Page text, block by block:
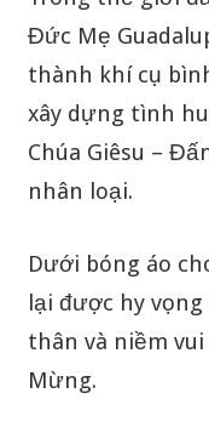
Đức Mẹ
thành khí cụ
xây dựng tình
Chúa Giêsu –
nhân loại.
Dưới bóng áo
lại được hy vọng
thân và niềm
Mừng.